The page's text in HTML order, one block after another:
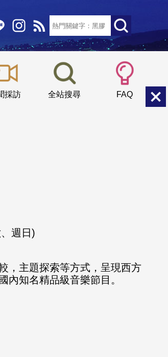
採訪 全站搜尋 FAQ
小 中
週日)
，主題探索等方式，呈現西方
內知名精品級音樂節目。